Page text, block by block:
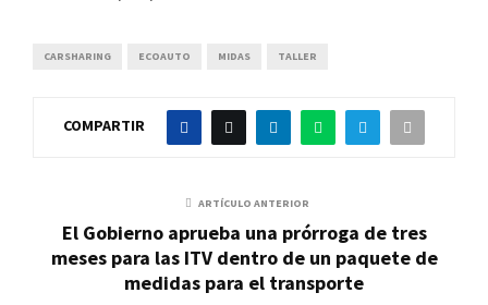
CARSHARING ECOAUTO MIDAS TALLER
COMPARTIR
ARTÍCULO ANTERIOR
El Gobierno aprueba una prórroga de tres
meses para las ITV dentro de un paquete de
medidas para el transporte